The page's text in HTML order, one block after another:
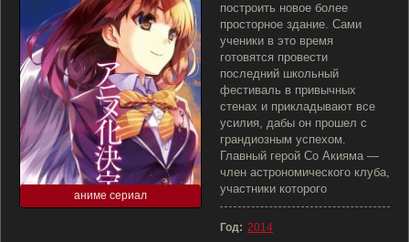
аниме сериал
построить новое более
просторное здание. Сами
ученики в это время
готовятся провести
последний школьный
фестиваль в привычных
стенах и прикладывают все
усилия, дабы он прошел с
грандиозным успехом.
Главный герой Со Акияма —
член астрономического клуба,
участники которого
Год: 2014